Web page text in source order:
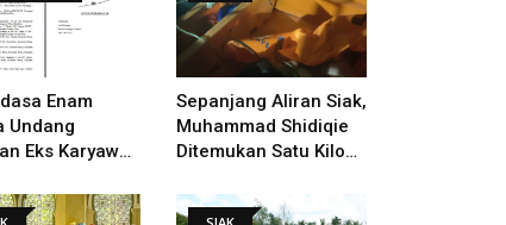
Enam
Undang
Eks Karyawan
Lanjut Putusan
Sepanjang Aliran Siak,
Muhammad Shidiqie
Ditemukan Satu Kilo
Tenggelam